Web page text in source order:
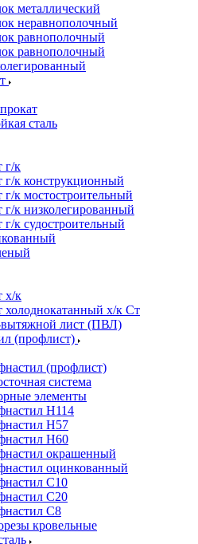
металлический
неравнополочный
равнополочный
равнополочный
сталь
г/к
г/к конструкционный
г/к мостостроительный
г/к низколегированный
г/к судостроительный
х/к
холоднокатанный х/к Ст
лист (ПВЛ)
(профлист)
(профлист)
система
элементы
Н114
Н57
Н60
окрашенный
оцинкованный
С10
С20
С8
кровельные